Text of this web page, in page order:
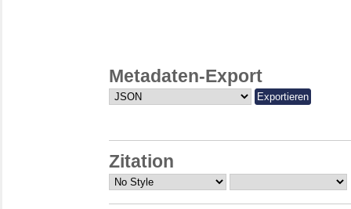
Metadaten-Export
Zitation